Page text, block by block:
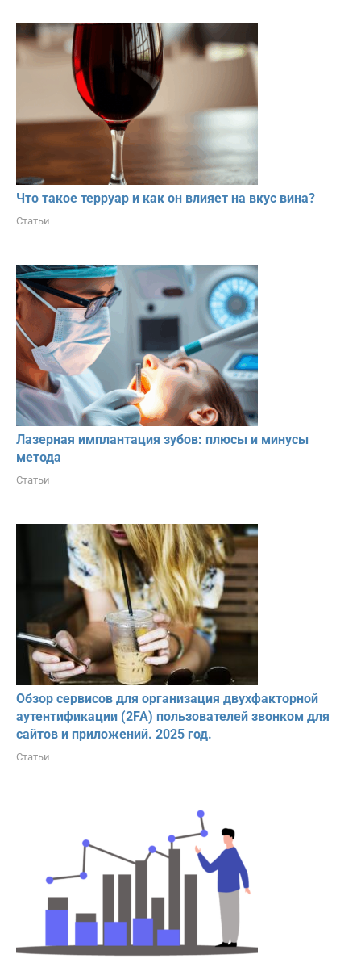
Что такое терруар и как он влияет на вкус вина?
Статьи
Лазерная имплантация зубов: плюсы и минусы
метода
Статьи
Обзор сервисов для организация двухфакторной
аутентификации (2FA) пользователей звонком для
сайтов и приложений. 2025 год.
Статьи